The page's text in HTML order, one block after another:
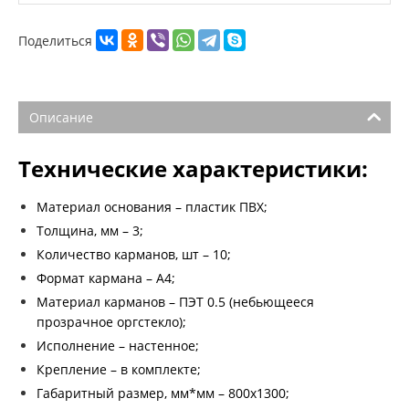
Поделиться
Описание
Технические характеристики:
Материал основания – пластик ПВХ;
Толщина, мм – 3;
Количество карманов, шт – 10;
Формат кармана – А4;
Материал карманов – ПЭТ 0.5 (небьющееся
прозрачное оргстекло);
Исполнение – настенное;
Крепление – в комплекте;
Габаритный размер, мм*мм – 800х1300;